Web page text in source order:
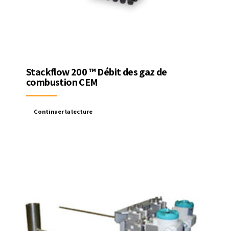
Stackflow 200 ™ Débit des gaz de
combustion CEM
Continuer la lecture